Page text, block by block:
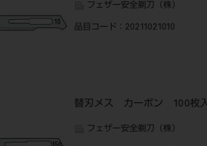
フェザー安全剃刀（株）
品目コード ：20211021010
替刃メス カーボン 100枚
フェザー安全剃刀（株）